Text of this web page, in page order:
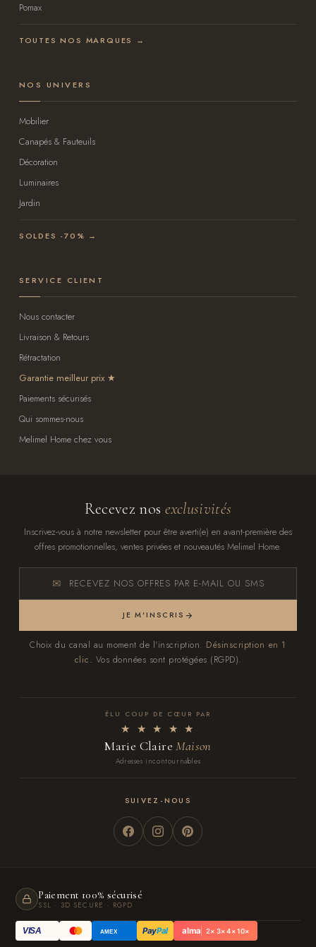
Pomax
TOUTES NOS MARQUES →
NOS UNIVERS
Mobilier
Canapés & Fauteuils
Décoration
Luminaires
Jardin
SOLDES -70% →
SERVICE CLIENT
Nous contacter
Livraison & Retours
Rétractation
Garantie meilleur prix
Paiements sécurisés
Qui sommes-nous
Melimel Home chez vous
Recevez nos exclusivités
Inscrivez-vous à notre newsletter pour être averti(e) en avant-première des
offres promotionnelles, ventes privées et nouveautés Melimel Home.
RECEVEZ NOS OFFRES PAR E-MAIL OU SMS
JE M'INSCRIS
Choix du canal au moment de l'inscription. Désinscription en 1
clic. Vos données sont protégées (RGPD).
ÉLU COUP DE CŒUR PAR
★ ★ ★ ★ ★
Marie ClaireMaison
Adresses incontournables
SUIVEZ-NOUS
Paiement 100% sécurisé
SSL · 3D SECURE · RGPD
VISA AMEX PayPal alma 2× 3× 4× 10×